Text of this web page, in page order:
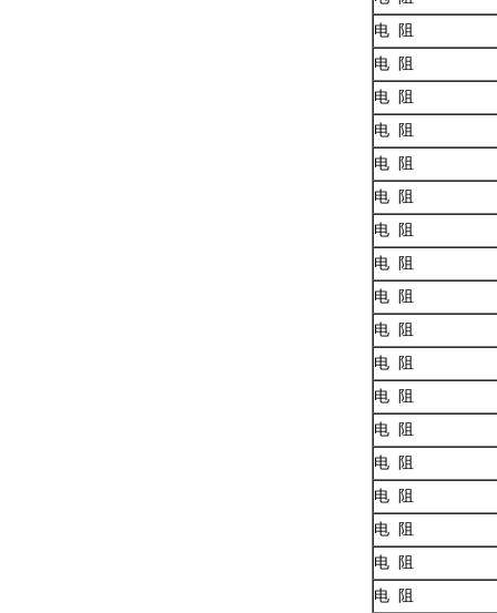
电 阻
电 阻
电 阻
电 阻
电 阻
电 阻
电 阻
电 阻
电 阻
电 阻
电 阻
电 阻
电 阻
电 阻
电 阻
电 阻
电 阻
电 阻